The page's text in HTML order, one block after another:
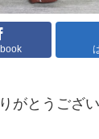
がとうござ